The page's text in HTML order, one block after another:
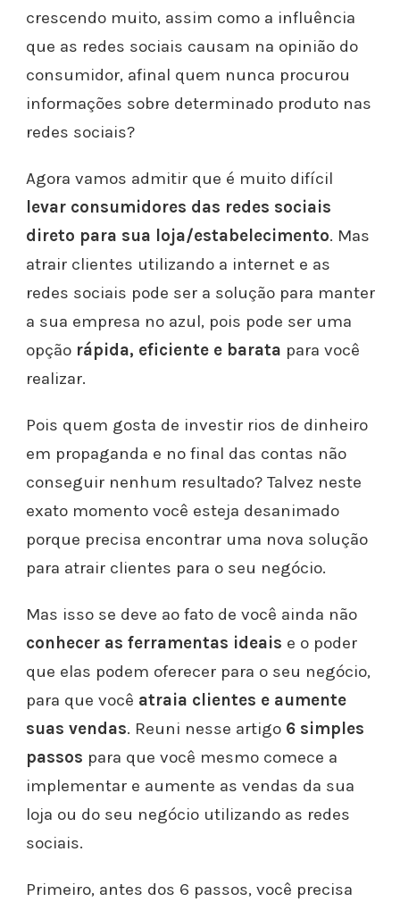
crescendo muito, assim como a influência
que as redes sociais causam na opinião do
consumidor, afinal quem nunca procurou
informações sobre determinado produto nas
redes sociais?
Agora vamos admitir que é muito difícil
levar consumidores das redes sociais
direto para sua loja/estabelecimento. Mas
atrair clientes utilizando a internet e as
redes sociais pode ser a solução para manter
a sua empresa no azul, pois pode ser uma
opção rápida, eficiente e barata para você
realizar.
Pois quem gosta de investir rios de dinheiro
em propaganda e no final das contas não
conseguir nenhum resultado? Talvez neste
exato momento você esteja desanimado
porque precisa encontrar uma nova solução
para atrair clientes para o seu negócio.
Mas isso se deve ao fato de você ainda não
conhecer as ferramentas ideais e o poder
que elas podem oferecer para o seu negócio,
para que você atraia clientes e aumente
suas vendas. Reuni nesse artigo 6 simples
passos para que você mesmo comece a
implementar e aumente as vendas da sua
loja ou do seu negócio utilizando as redes
sociais.
Primeiro, antes dos 6 passos, você precisa